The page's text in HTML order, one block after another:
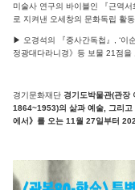
미술사 연구의 바이블인 『근역
로 지켜낸 오세창의 문화독립 활
▶ 오경석의 『중사간독첩』, ‘이
정광대다라니경》등 보물 21점
경기문화재단 경기도박물관(관장
1864~1953)의 삶과 예술, 그리고
에서》를 오는 11월 27일부터